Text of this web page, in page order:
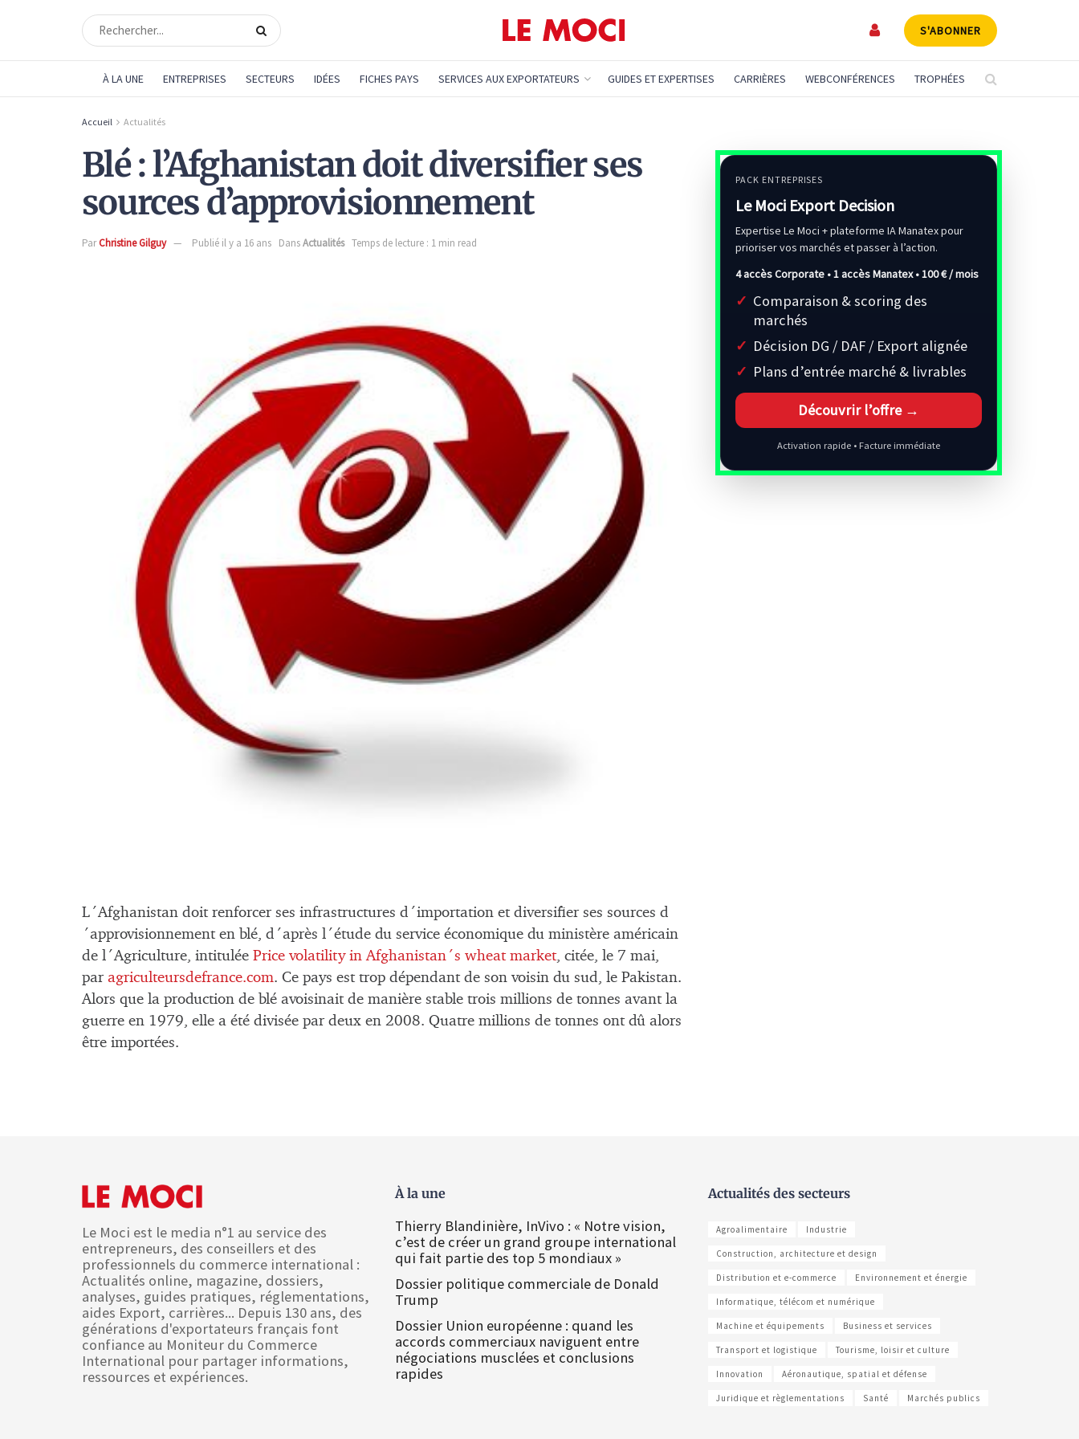
S'ABONNER
À LA UNE ENTREPRISES SECTEURS IDÉES FICHES PAYS SERVICES AUX EXPORTATEURS GUIDES ET EXPERTISES CARRIÈRES WEBCONFÉRENCES TROPHÉES
Accueil Actualités
Blé : l’Afghanistan doit diversifier ses
sources d’approvisionnement
ParChristine Gilguy Publié il y a 16 ans DansActualités Temps de lecture : 1 min read
L´Afghanistan doit renforcer ses infrastructures d´importation et diversifier ses sources d
´approvisionnement en blé, d´après l´étude du service économique du ministère américain
de l´Agriculture, intitulée Price volatility in Afghanistan´s wheat market, citée, le 7 mai,
par agriculteursdefrance.com. Ce pays est trop dépendant de son voisin du sud, le Pakistan.
Alors que la production de blé avoisinait de manière stable trois millions de tonnes avant la
guerre en 1979, elle a été divisée par deux en 2008. Quatre millions de tonnes ont dû alors
être importées.
PACK ENTREPRISES
Le Moci Export Decision
Expertise Le Moci + plateforme IA Manatex pour
prioriser vos marchés et passer à l’action.
4 accès Corporate • 1 accès Manatex •100 € / mois
Comparaison & scoring des
marchés
Décision DG / DAF / Export alignée
Plans d’entrée marché & livrables
Découvrir l’offre →
Activation rapide • Facture immédiate
Le Moci est le media n°1 au service des
entrepreneurs, des conseillers et des
professionnels du commerce international :
Actualités online, magazine, dossiers,
analyses, guides pratiques, réglementations,
aides Export, carrières... Depuis 130 ans, des
générations d'exportateurs français font
confiance au Moniteur du Commerce
International pour partager informations,
ressources et expériences.
À la une
Thierry Blandinière, InVivo : « Notre vision,
c’est de créer un grand groupe international
qui fait partie des top 5 mondiaux »
Dossier politique commerciale de Donald
Trump
Dossier Union européenne : quand les
accords commerciaux naviguent entre
négociations musclées et conclusions
rapides
Actualités des secteurs
Agroalimentaire Industrie
Construction, architecture et design
Distribution et e-commerce Environnement et énergie
Informatique, télécom et numérique
Machine et équipements Business et services
Transport et logistique Tourisme, loisir et culture
Innovation Aéronautique, spatial et défense
Juridique et règlementations Santé Marchés publics